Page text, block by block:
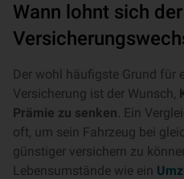
Wann lohnt sich
Der wohl häufigste Grund für
Versicherung ist der Wunsch,
Prämie zu senken. Ein
oft, um sein Fahrzeug bei
günstiger versichern zu
Lebensumstände wie ein